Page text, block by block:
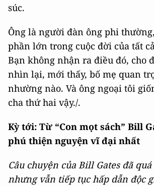
súc.
Ông là người đàn ông phi
phần lớn trong cuộc đời của tất
Bạn không nhận ra điều đó, cho
nhìn lại, mới thấy, bố mẹ quan
nhường nào. Và ông ngoại tôi
cha thứ hai vậy./.
Kỳ tới: Từ “Con mọt sách” Bill
phú thiện nguyện vĩ đại nhất
Câu chuyện của Bill Gates đã
nhưng vẫn tiếp tục hấp dẫn độc